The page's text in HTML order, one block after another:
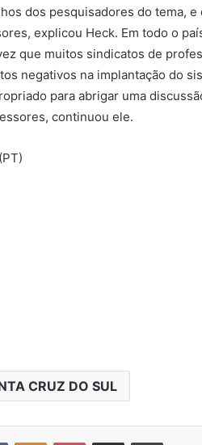
dos pesquisadores do tema, e
explicou Heck. Em todo o
que muitos sindicatos de
negativos na implantação do
para abrigar uma
continuou ele.
CRUZ DO SUL
VK OK Pocket Compartilhar via e-mail Imprimir